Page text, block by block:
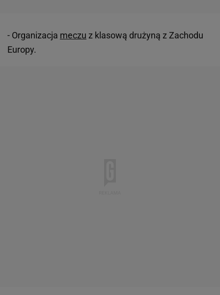
- Organizacja meczu z klasową drużyną z Zachodu
Europy.